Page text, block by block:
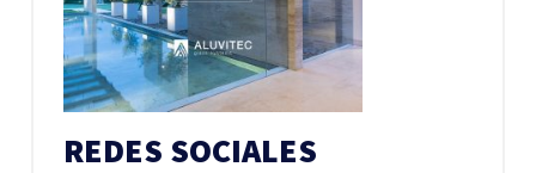
REDES SOCIALES